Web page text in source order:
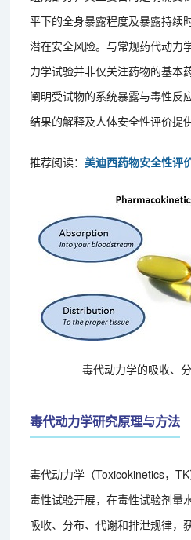
平下的全身暴露程度及暴露持续
潜在安全风险。与常规药代动力
力学试验并非仅关注药物的基本
阐明受试物的系统暴露与毒性反
结果的解释及人体安全性评价提
推荐阅读：美迪西药物安全性评
毒代动力学的吸收、
毒代动力学研究原理与方法
毒代动力学（Toxicokinetics，
毒性试验开展，在毒性试验剂量
吸收、分布、代谢和排泄规律，